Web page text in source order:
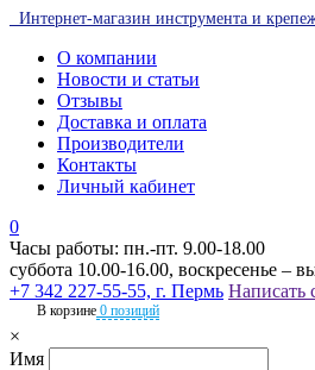
Интернет-магазин инструмента и
О компании
Новости и статьи
Отзывы
Доставка и оплата
Производители
Контакты
Личный кабинет
0
Часы работы: пн.-пт. 9.00-18.00
суббота 10.00-16.00, воскресенье –
+7 342 227-55-55, г. Пермь Написать
В корзине 0 позиций
×
Имя